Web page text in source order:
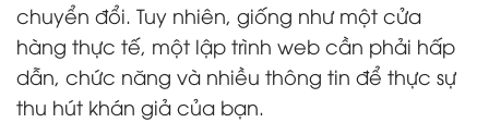
chuyển đổi. Tuy nhiên, giống như một cửa
hàng thực tế, một lập trình web cần phải hấp
dẫn, chức năng và nhiều thông tin để thực sự
thu hút khán giả của bạn.